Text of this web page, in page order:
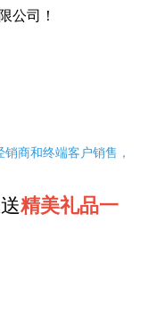
公司！
商和终端客户销售，
精美礼品一